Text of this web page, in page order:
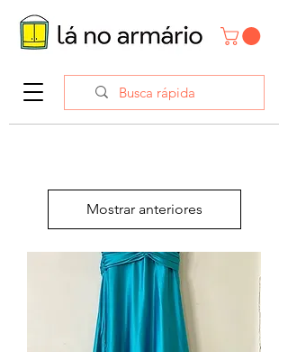
Mostrar anteriores